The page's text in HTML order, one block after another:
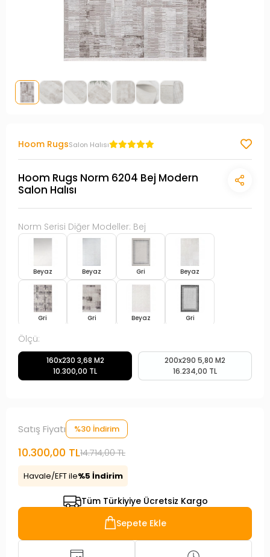
Hoom RugsSalon Halısı
Hoom Rugs Norm 6204 Bej Modern
Salon Halısı
Norm Serisi Diğer Modeller: Bej
Beyaz Beyaz Gri Beyaz
Gri Gri Beyaz Gri
Bej Sarı Sarı
Gri Gri
Ölçü:
160x230 3,68 M2
10.300,00 TL
200x290 5,80 M2
16.234,00 TL
Satış Fiyatı %30 İndirim
10.300,00 TL14.714,00 TL
Havale/EFT ile%5 İndirim
Tüm Türkiyiye Ücretsiz Kargo
Sepete Ekle